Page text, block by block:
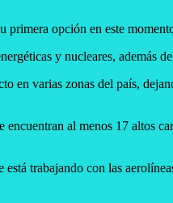
opción en este
y nucleares, además
en varias zonas del país,
al menos 17 altos
trabajando con las